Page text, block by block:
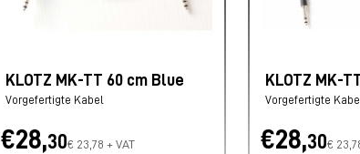
KLOTZ MK-TT 60 cm Blue
Vorgefertigte Kabel
€28,30€ 23,78 + VAT
KLOTZ MK-
Vorgefertigte
€28,30€